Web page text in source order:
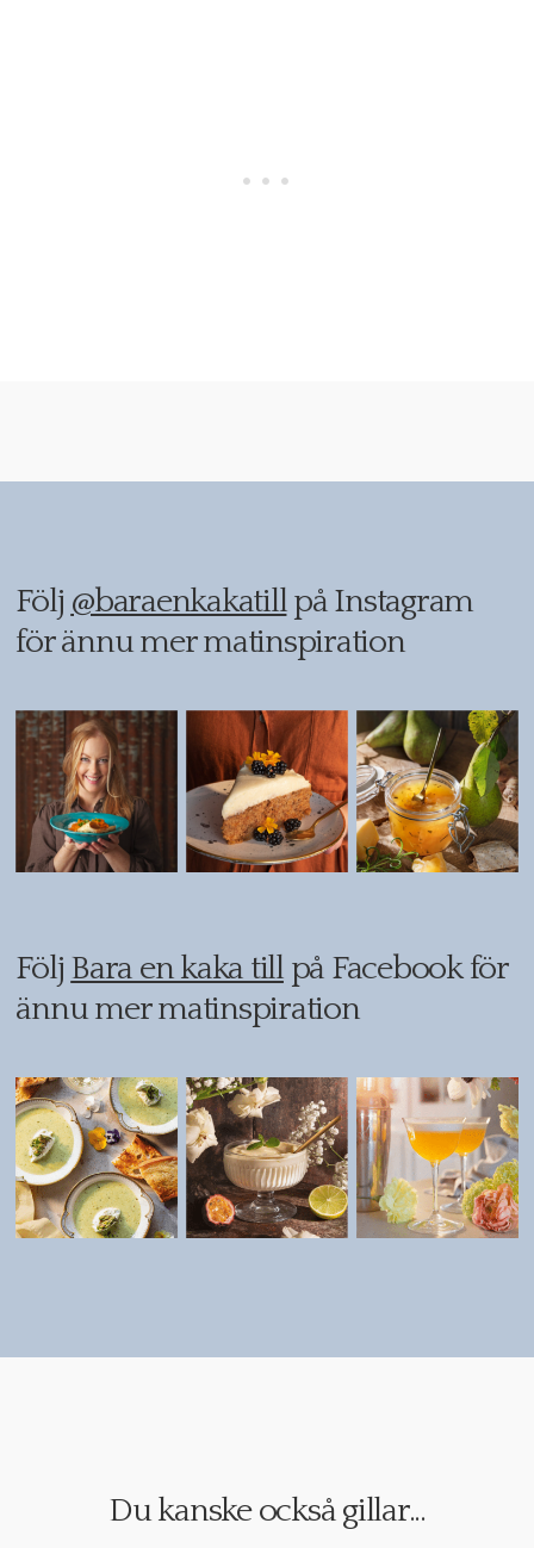
Följ @baraenkakatillpå Instagram
för ännu mer matinspiration
Följ Bara en kaka tillpå Facebook för
ännu mer matinspiration
Du kanske också gillar...